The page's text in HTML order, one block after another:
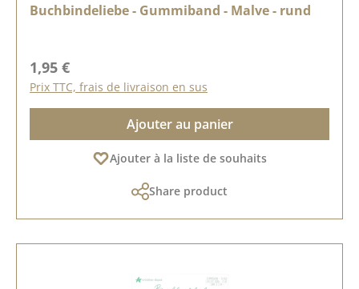
Buchbindeliebe - Gummiband - Malve - rund
Prix régulier :
1,95 €
Prix TTC, frais de livraison en sus
Ajouter au panier
Ajouter à la liste de souhaits
Share product